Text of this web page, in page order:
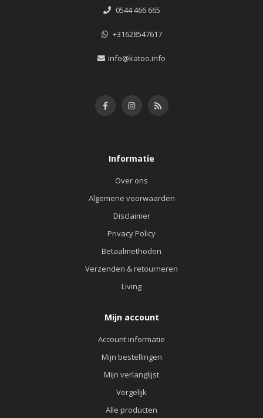
0544 466 665
+31628547617
info@katoo.info
Informatie
Over ons
Algemene voorwaarden
Disclaimer
Privacy Policy
Betaalmethoden
Verzenden & retourneren
Living
Mijn account
Account informatie
Mijn bestellingen
Mijn verlanglijst
Vergelijk
Alle producten